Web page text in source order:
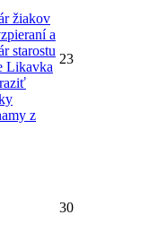
žiakov
a
starostu
Likavka
z
23
30